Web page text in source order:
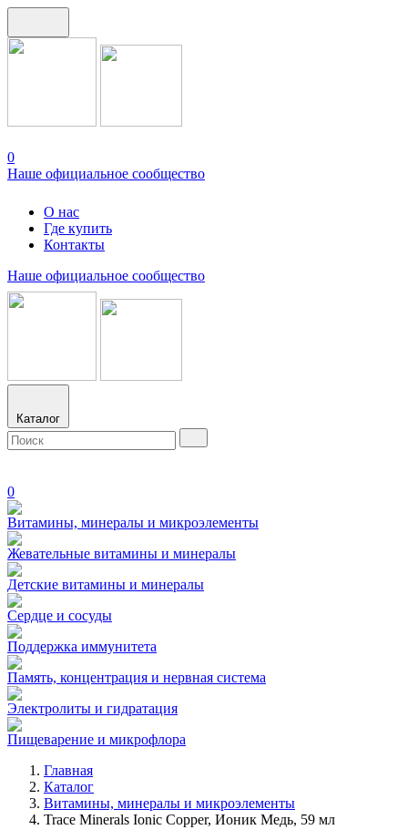
0
Наше официальное сообщество
О нас
Где купить
Контакты
Наше официальное сообщество
Каталог
0
Витамины, минералы и микроэлементы
Жевательные витамины и минералы
Детские витамины и минералы
Сердце и сосуды
Поддержка иммунитета
Память, концентрация и нервная система
Электролиты и гидратация
Пищеварение и микрофлора
Главная
Каталог
Витамины, минералы и микроэлементы
Trace Minerals Ionic Copper, Ионик Медь, 59 мл